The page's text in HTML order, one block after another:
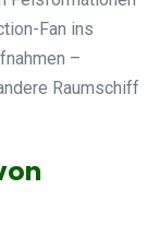
Fan ins
–
Raumschiff